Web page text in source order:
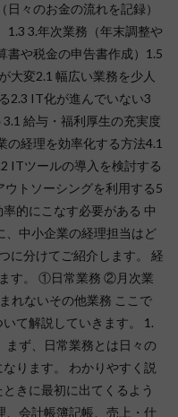
々のお金の流れを記録）
1.3 3.年次業務（年末調整や
書や税金の申告書作成）1.5
大変2.1 幅広い業務を少人
2.3 IT化が進んでいない3
給与・福利厚生の充実度
の経理を効率化する方法4.1
ITツールの導入を検討する
トソーシングを利用する5
的にこなす必要がある 中
、中小企業の経理担当はど
に分けてご紹介します。 経
す。 ①日常業務 ②月次業
ないその他業務 ここで
て解説していきます。 1.
まず、日常業務とは日々の
ります。 わかりやすく説
きに最初に出てくるよう
、会計帳簿記帳、売上・仕